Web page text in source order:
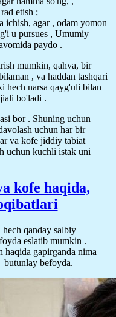
etish ;
ichish, agar , odam yomon
u pursues , Umumiy
paydo .
mumkin, qahva, bir
, va haddan tashqari
hech narsa qayg'uli bilan
bo'ladi .
bor . Shuning uchun
uchun har bir
va kofe jiddiy tabiat
uchun kuchli istak uni
kofe haqida,
qanday salbiy
eslatib mumkin .
haqida gapirganda nima
butunlay befoyda.